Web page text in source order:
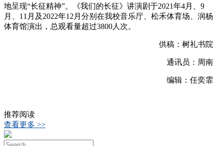
地呈现“长征精神”。《我们的长征》讲演剧于2021年4月、9
月、11月及2022年12月分别在我校音乐厅、松禾体育场、润杨
体育馆演出，总观看量超过3800人次。
供稿：树礼书院
通讯员：周南
编辑：任奕霏
推荐阅读
查看更多 >>